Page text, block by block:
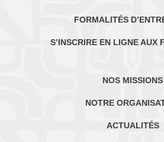
FORMALITÉS
S’INSCRIRE EN LIGNE AUX
NOS MISSIONS
NOTRE
ACTUALITÉS